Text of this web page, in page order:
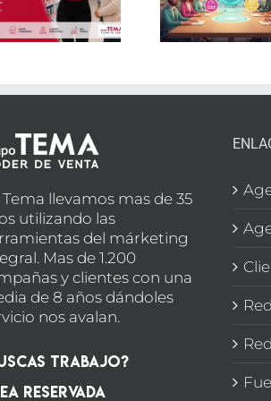
para
saber si
tu
que
Tema llevamos mas de 35
utilizando las
del márketing
Mas de 1.200
y clientes con una
de 8 años dándoles
nos avalan.
Trabajo?
Reservada